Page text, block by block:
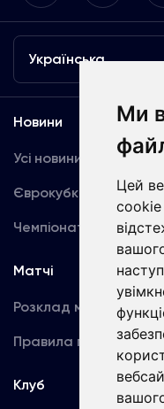
Ми
Цей
cookie
Українська
Новини
Усі новини
Єврокубки
Чемпіонат України
Матчі
Розклад матчів
Правила поведінки
Клуб